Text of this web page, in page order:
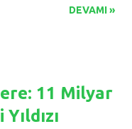
İZMİR (3) Prof. Dr. Ege
çevrenin
gelişmektedir. Bu
DEVAMI »
11 Milyar